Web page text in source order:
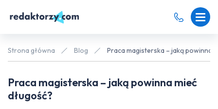
Strona główna Blog Praca magisterska – jaką powinna
Praca magisterska – jaką powinna mieć
długość?